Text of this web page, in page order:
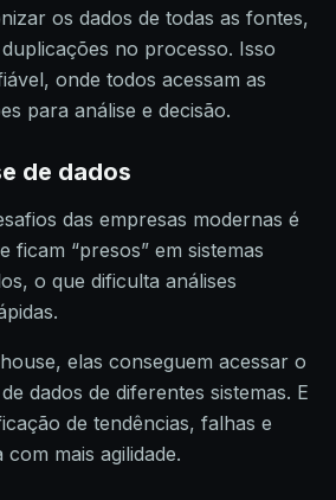
os dados de todas as fontes,
no processo. Isso
onde todos acessam as
para análise e decisão.
de dados
das empresas modernas é
ficam “presos” em sistemas
o que dificulta análises
elas conseguem acessar o
dados de diferentes sistemas. E
de tendências, falhas e
mais agilidade.